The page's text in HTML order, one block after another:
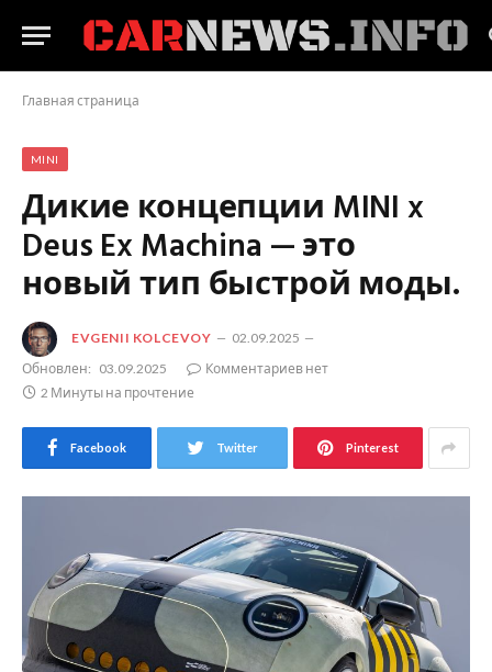
Главная страница
MINI
Дикие концепции MINI x
Deus Ex Machina — это
новый тип быстрой моды.
EVGENII KOLCEVOY
02.09.2025
Обновлен: 03.09.2025
Комментариев нет
2 Минуты на прочтение
Facebook Twitter Pinterest